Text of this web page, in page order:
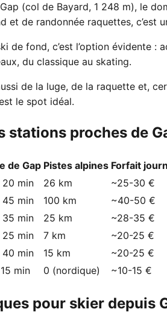
(col de Bayard, 1 248 m), le
et de randonnée raquettes, c’est
de fond, c’est l’option évidente
du classique au skating.
de la luge, de la raquette et,
le spot idéal.
stations proches de
de Gap Pistes alpines Forfait
min 26 km ~25-30 €
min 100 km ~40-50 €
min 25 km ~28-35 €
min 7 km ~20-25 €
min 15 km ~20-25 €
min 0 (nordique) ~10-15 €
pour skier depuis